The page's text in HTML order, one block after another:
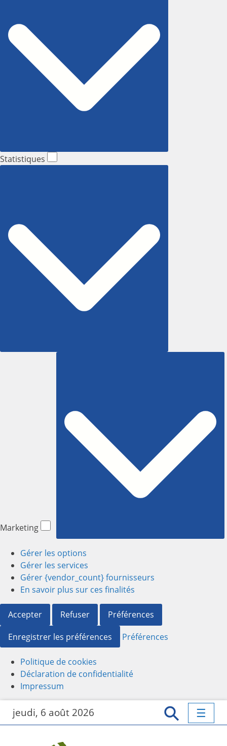
Statistiques
Marketing
Gérer les options
Gérer les services
Gérer {vendor_count} fournisseurs
En savoir plus sur ces finalités
Accepter Refuser
Préférences
Enregistrer les préférences
Préférences
Politique de cookies
Déclaration de confidentialité
Impressum
jeudi, 6 août 2026